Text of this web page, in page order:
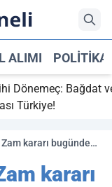
ALIMI POLITIKA
Bağdat ve
Türkiye!
kararı bugünden
kararı